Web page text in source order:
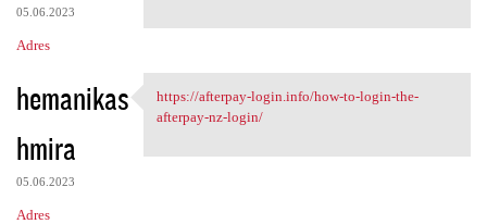
05.06.2023
Adres
hemanikas
hmira
05.06.2023
Adres
https://afterpay-login.info
https://afterpay-login.info/how-to-login-the-
afterpay-nz-login/